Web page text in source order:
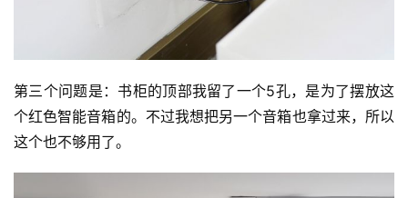
第三个问题是：书柜的顶部我留了一个5孔，是为了摆放这
个红色智能音箱的。不过我想把另一个音箱也拿过来，所以
这个也不够用了。